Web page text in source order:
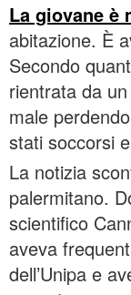
La giovane è
abitazione. È
Secondo
rientrata da
male
stati soccorsi
La notizia
palermitano.
scientifico
aveva
dell’Unipa e